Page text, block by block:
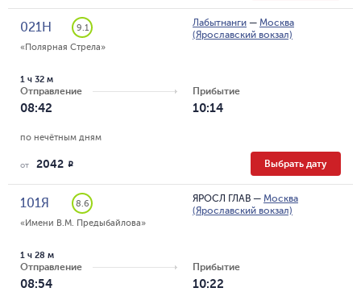
021Н
9.1
«Полярная Стрела»
Лабытнанги — Москва
(Ярославский вокзал)
Отправление
08:42
1 ч 32 м
Прибытие
10:14
по нечётным дням
от 2042 R Выбрать дату
101Я
8.6
«Имени В.М. Предыбайлова»
ЯРОСЛ ГЛАВ — Москва
(Ярославский вокзал)
Отправление
08:54
1 ч 28 м
Прибытие
10:22